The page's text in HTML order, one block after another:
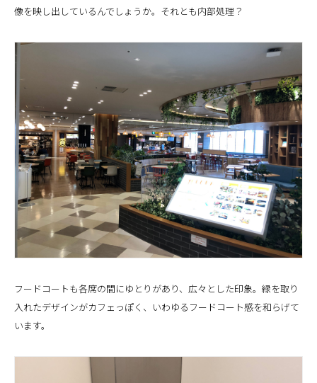
像を映し出しているんでしょうか。それとも内部処理？
フードコートも各席の間にゆとりがあり、広々とした印象。緑を取り
入れたデザインがカフェっぽく、いわゆるフードコート感を和らげて
います。